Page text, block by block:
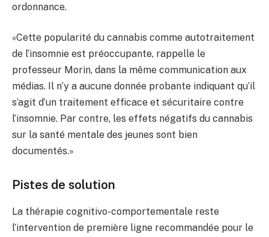
ordonnance.
«Cette popularité du cannabis comme autotraitement
de l’insomnie est préoccupante, rappelle le
professeur Morin, dans la même communication aux
médias. Il n’y a aucune donnée probante indiquant qu’il
s’agit d’un traitement efficace et sécuritaire contre
l’insomnie. Par contre, les effets négatifs du cannabis
sur la santé mentale des jeunes sont bien
documentés.»
Pistes de solution
La thérapie cognitivo-comportementale reste
l’intervention de première ligne recommandée pour le